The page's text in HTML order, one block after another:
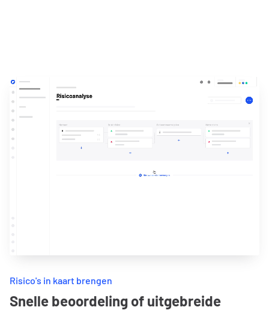
Risico's in kaart brengen
Snelle beoordeling of uitgebreide